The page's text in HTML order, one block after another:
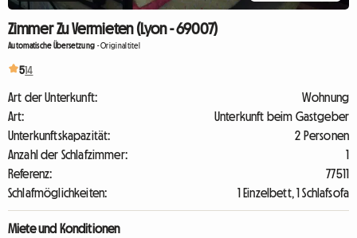
Zimmer Zu Vermieten (Lyon - 69007)
Automatische Übersetzung -Originaltitel
514
Art der Unterkunft:
Wohnung
Art:
Unterkunft beim Gastgeber
Unterkunftskapazität:
2 Personen
Anzahl der Schlafzimmer:
1
Referenz:
77511
Schlafmöglichkeiten:
1 Einzelbett, 1 Schlafsofa
Miete und Konditionen